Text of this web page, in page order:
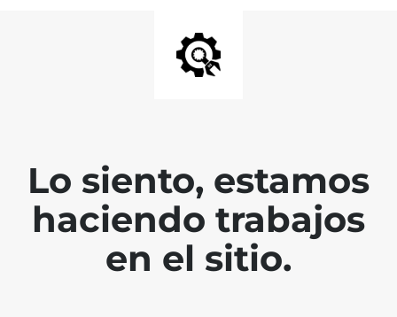
Lo siento, estamos
haciendo trabajos
en el sitio.